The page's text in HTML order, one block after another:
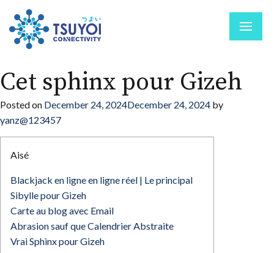
Cet sphinx pour Gizeh
Posted on December 24, 2024December 24, 2024 by
yanz@123457
Aisé
Blackjack en ligne en ligne réel | Le principal
Sibylle pour Gizeh
Carte au blog avec Email
Abrasion sauf que Calendrier Abstraite
Vrai Sphinx pour Gizeh